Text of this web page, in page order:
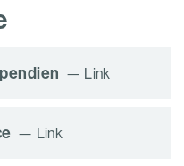
Link
Link